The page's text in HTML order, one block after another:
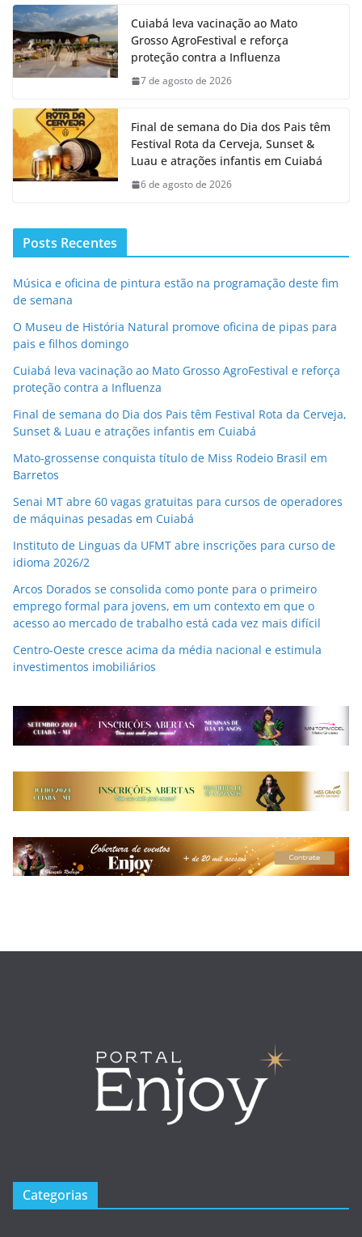
Cuiabá leva vacinação ao Mato
Grosso AgroFestival e reforça
proteção contra a Influenza
7 de agosto de 2026
Final de semana do Dia dos Pais têm
Festival Rota da Cerveja, Sunset &
Luau e atrações infantis em Cuiabá
6 de agosto de 2026
Posts Recentes
Música e oficina de pintura estão na programação deste fim
de semana
O Museu de História Natural promove oficina de pipas para
pais e filhos domingo
Cuiabá leva vacinação ao Mato Grosso AgroFestival e reforça
proteção contra a Influenza
Final de semana do Dia dos Pais têm Festival Rota da Cerveja,
Sunset & Luau e atrações infantis em Cuiabá
Mato-grossense conquista título de Miss Rodeio Brasil em
Barretos
Senai MT abre 60 vagas gratuitas para cursos de operadores
de máquinas pesadas em Cuiabá
Instituto de Linguas da UFMT abre inscrições para curso de
idioma 2026/2
Arcos Dorados se consolida como ponte para o primeiro
emprego formal para jovens, em um contexto em que o
acesso ao mercado de trabalho está cada vez mais difícil
Centro-Oeste cresce acima da média nacional e estimula
investimentos imobiliários
Categorias